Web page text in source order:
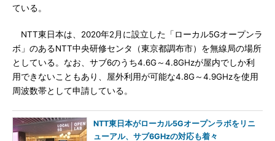
ている。
NTT東日本は、2020年2月に設立した「ローカル5Gオープンラ
ボ」のあるNTT中央研修センタ（東京都調布市）を無線局の場所
としている。なお、サブ6のうち4.6G～4.8GHzが屋内でしか利
用できないこともあり、屋外利用が可能な4.8G～4.9GHzを使用
周波数帯として申請している。
NTT東日本がローカル5Gオープンラボをリニ
ューアル、サブ6GHzの対応も着々